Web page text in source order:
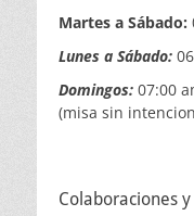
Martes a Sábado:
Lunes a Sábado:
Domingos: 07:00
(misa sin
Colaboraciones